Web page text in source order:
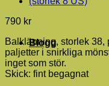
Blogg
790 kr
Balklänning, storlek 38,
paljetter i snirkliga
inget som stör.
Skick: fint begagnat